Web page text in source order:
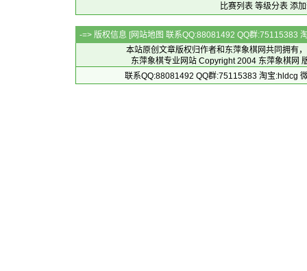
比赛列表 等级分表 添
-=> 版权信息 [网站地图 联系QQ:88081492 QQ群:75115383
本站原创文章版权归作者和 东萍象棋网共同拥有
东萍象棋专业网站 Copyright 2004 东萍象棋网
联系QQ:88081492 QQ群:75115383 淘宝:hldcg